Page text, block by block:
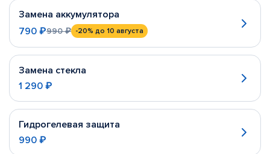
Замена аккумулятора
790 ₽990 ₽ -20% до 10 августа
Замена стекла
1 290 ₽
Гидрогелевая защита
990 ₽